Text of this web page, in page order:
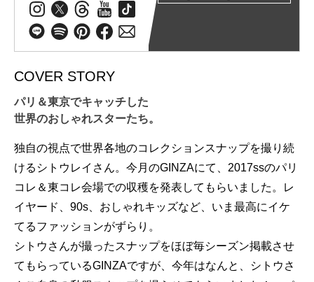
COVER STORY
パリ＆東京でキャッチした
世界のおしゃれスターたち。
独自の視点で世界各地のコレクションスナップを撮り続
けるシトウレイさん。今月のGINZAにて、2017ssのパリ
コレ＆東コレ会場での収穫を発表してもらいました。レ
イヤード、90s、おしゃれキッズなど、いま最高にイケ
てるファッションがずらり。
シトウさんが撮ったスナップをほぼ毎シーズン掲載させ
てもらっているGINZAですが、今年はなんと、シトウさ